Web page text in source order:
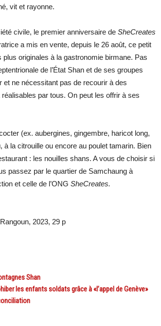
vit et rayonne.
civile, le premier anniversaire de SheCreates
a mis en vente, depuis le 26 août, ce petit
originales à la gastronomie birmane. Pas
de l’État Shan et de ses groupes
ne nécessitant pas de recourir à des
par tous. On peut les offrir à ses
(ex. aubergines, gingembre, haricot long,
à la citrouille ou encore au poulet tamarin. Bien
: les nouilles shans. A vous de choisir si
passez par le quartier de Samchaung à
et celle de l’ONG SheCreates.
2023, 29 p
Shan
les enfants soldats grâce à «l’appel de Genève»